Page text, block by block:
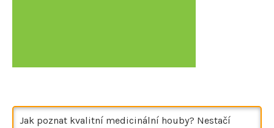
Jak poznat kvalitní medicinální houby? Nestačí